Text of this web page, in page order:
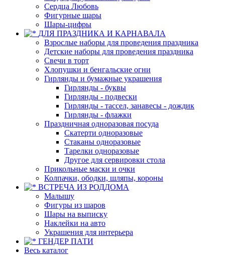
Сердца Любовь
Фигурные шары
Шары-цифры
ДЛЯ ПРАЗДНИКА И КАРНАВАЛА
Взрослые наборы для проведения праздника
Детские наборы для проведения праздника
Свечи в торт
Хлопушки и бенгальские огни
Гирлянды и бумажные украшения
Гирлянды - буквы
Гирлянды - подвески
Гирлянды - тассел, занавесы - дождик
Гирлянды - флажки
Праздничная одноразовая посуда
Скатерти одноразовые
Стаканы одноразовые
Тарелки одноразовые
Другое для сервировки стола
Прикольные маски и очки
Колпачки, ободки, шляпы, короны
ВСТРЕЧА ИЗ РОДДОМА
Малышу
Фигуры из шаров
Шары на выписку
Наклейки на авто
Украшения для интерьера
ГЕНДЕР ПАТИ
Весь каталог